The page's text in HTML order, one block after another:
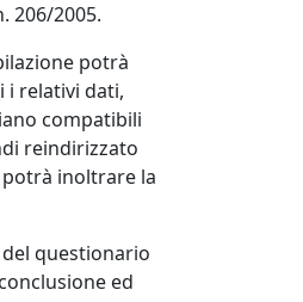
206/2005.
potrà
i relativi dati,
compatibili
reindirizzato
potrà inoltrare la
questionario
ed